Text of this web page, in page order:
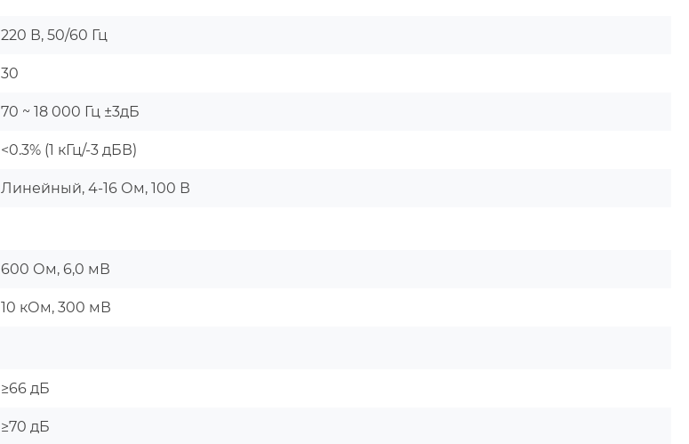
220 В, 50/60 Гц
30
70 ~ 18 000 Гц ±3дБ
<0.3% (1 кГц/-3 дБВ)
Линейный, 4-16 Ом, 100 В
600 Ом, 6,0 мВ
10 кОм, 300 мВ
≥66 дБ
≥70 дБ